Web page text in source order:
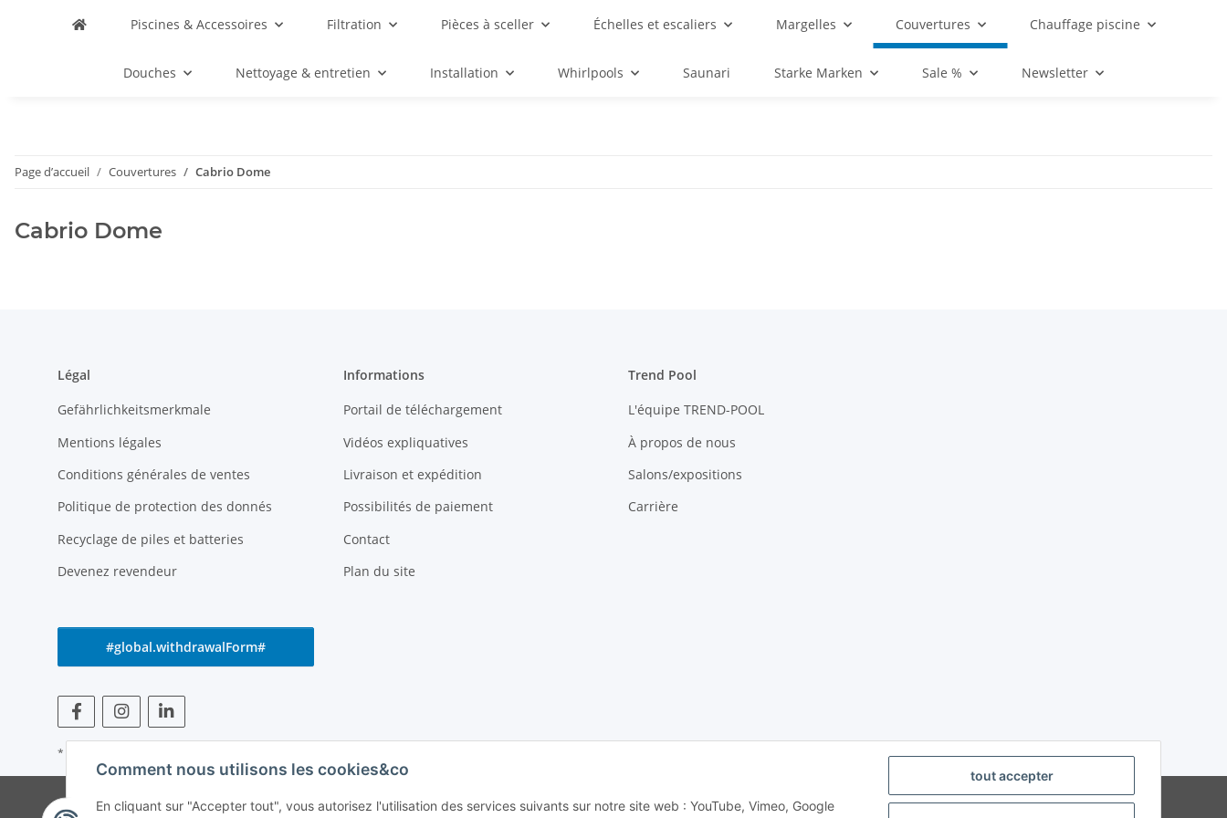
tout accepter
Comment nous utilisons les cookies&co
En cliquant sur "Accepter tout", vous autorisez l'utilisation des services suivants sur notre site web : YouTube, Vimeo, Google
Piscines & Accessoires Filtration Pièces à sceller Échelles et escaliers Margelles Couvertures Chauffage piscine
Douches Nettoyage & entretien Installation Whirlpools Saunari Starke Marken Sale % Newsletter
Page d’accueil Couvertures Cabrio Dome
Cabrio Dome
Légal
Gefährlichkeitsmerkmale
Mentions légales
Conditions générales de ventes
Politique de protection des donnés
Recyclage de piles et batteries
Devenez revendeur
Informations
Portail de téléchargement
Vidéos expliquatives
Livraison et expédition
Possibilités de paiement
Contact
Plan du site
Trend Pool
L'équipe TREND-POOL
À propos de nous
Salons/expositions
Carrière
#global.withdrawalForm#
* Tous les prix s'entendent TVA incluse
© Weinmann GmbH - Alle Rechte vorbehalten - Alle Angebote richten sich ausschließlich an registrierte Fachhändler